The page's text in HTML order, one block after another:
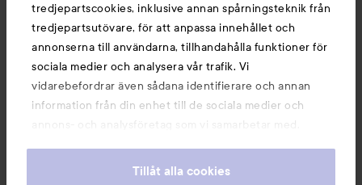
tredjepartscookies, inklusive annan spårningsteknik från
tredjepartsutövare, för att anpassa innehållet och
annonserna till användarna, tillhandahålla funktioner för
sociala medier och analysera vår trafik. Vi
vidarebefordrar även sådana identifierare och annan
information från din enhet till de sociala medier och
annons- och analysföretag som vi samarbetar med.
information som du har tillhandahållit eller som de har
Tillåt alla cookies